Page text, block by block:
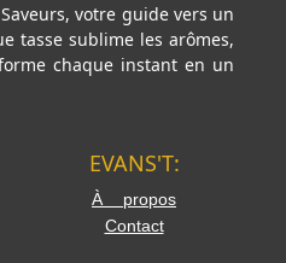
Saveurs, votre guide vers un
tasse sublime les arômes,
chaque instant en un
EVANS'T:
À propos
Contact